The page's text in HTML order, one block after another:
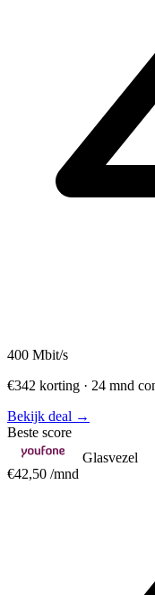
400 Mbit/s
€342 korting · 24 mnd
Bekijk deal →
Beste score
Glasvezel
€42,50 /mnd